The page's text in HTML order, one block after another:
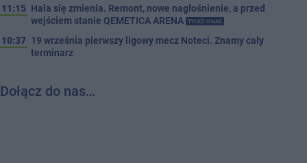
11:15 Hala się zmienia. Remont, nowe nagłośnienie, a przed
wejściem stanie QEMETICA ARENA
TYLKO U NAS
10:37 19 września pierwszy ligowy mecz Noteci. Znamy cały
terminarz
Dołącz do nas…